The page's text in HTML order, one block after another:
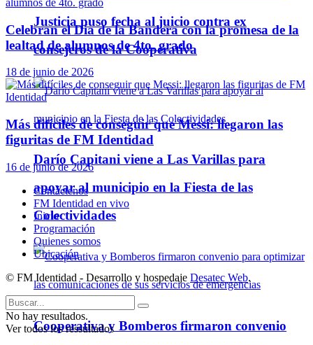
Justicia puso fecha al juicio contra ex
consejeros de la Cooperativa
Darío Capitani viene a Las Varillas para
apoyar al municipio en la Fiesta de las
Colectividades
Cooperativa y Bomberos firmaron convenio
Celebran el Día de la Bandera con la promesa de la
lealtad de alumnos de 4to. grado
18 de junio de 2026
Más difíciles de conseguir que Messi: llegaron las
figuritas de FM Identidad
16 de junio de 2026
Contáctenos
FM Identidad en vivo
Inicio
Programación
Quienes somos
Ubicación
© FM Identidad - Desarrollo y hospedaje Desatec Web.
No hay resultados.
Ver todos los ressultados